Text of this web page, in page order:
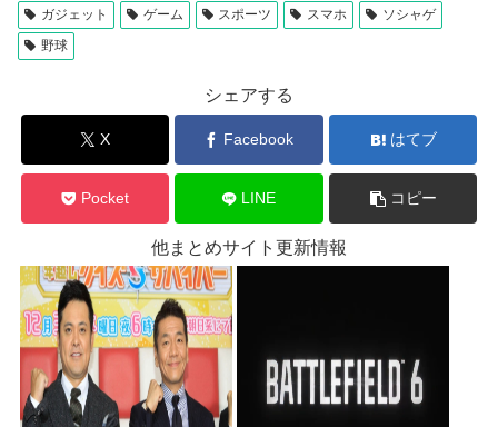
ガジェット ゲーム スポーツ スマホ
ソシャゲ
野球
シェアする
X Facebook はてブ
Pocket LINE コピー
他まとめサイト更新情報